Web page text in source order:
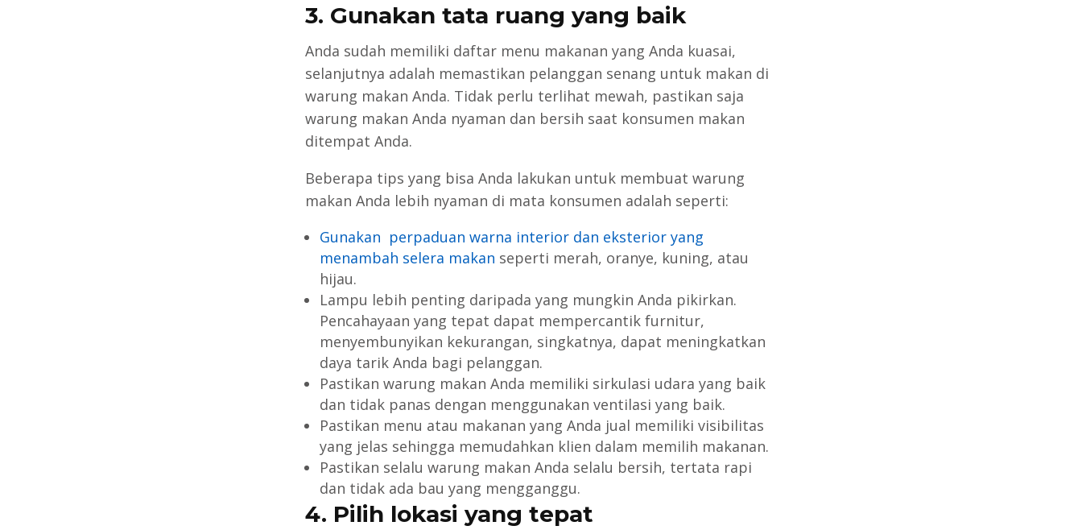
3. Gunakan tata ruang yang baik
Anda sudah memiliki daftar menu makanan yang Anda kuasai,
selanjutnya adalah memastikan pelanggan senang untuk makan di
warung makan Anda. Tidak perlu terlihat mewah, pastikan saja
warung makan Anda nyaman dan bersih saat konsumen makan
ditempat Anda.
Beberapa tips yang bisa Anda lakukan untuk membuat warung
makan Anda lebih nyaman di mata konsumen adalah seperti:
Gunakan perpaduan warna interior dan eksterior yang
menambah selera makan seperti merah, oranye, kuning, atau
hijau.
Lampu lebih penting daripada yang mungkin Anda pikirkan.
Pencahayaan yang tepat dapat mempercantik furnitur,
menyembunyikan kekurangan, singkatnya, dapat meningkatkan
daya tarik Anda bagi pelanggan.
Pastikan warung makan Anda memiliki sirkulasi udara yang baik
dan tidak panas dengan menggunakan ventilasi yang baik.
Pastikan menu atau makanan yang Anda jual memiliki visibilitas
yang jelas sehingga memudahkan klien dalam memilih makanan.
Pastikan selalu warung makan Anda selalu bersih, tertata rapi
dan tidak ada bau yang mengganggu.
4. Pilih lokasi yang tepat